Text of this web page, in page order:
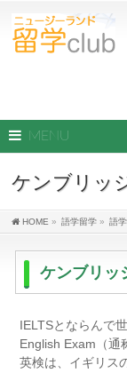
MENU
ケンブリッ
HOME » 語学留学 » 語
ケンブリッ
IELTSとならんで
English Exam（通
英検は、イギリス